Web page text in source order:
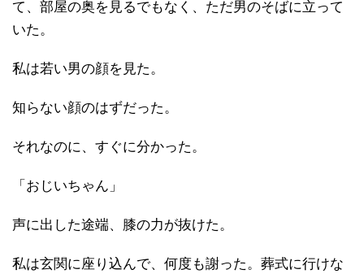
て、部屋の奥を見るでもなく、ただ男のそばに立って
いた。
私は若い男の顔を見た。
知らない顔のはずだった。
それなのに、すぐに分かった。
「おじいちゃん」
声に出した途端、膝の力が抜けた。
私は玄関に座り込んで、何度も謝った。葬式に行けな